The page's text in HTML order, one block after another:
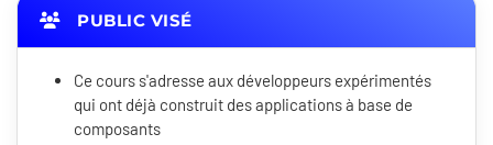
PUBLIC VISÉ
Ce cours s'adresse aux développeurs expérimentés
qui ont déjà construit des applications à base de
composants